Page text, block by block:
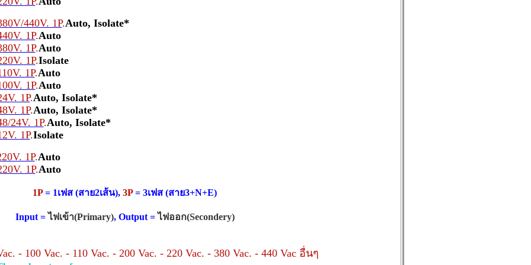
440V. 1P.Auto, Isolate*
1P.Auto
1P.Auto
1P.Isolate
1P.Auto
1P.Auto
1P.Auto, Isolate*
1P.Auto, Isolate*
24V. 1P.Auto, Isolate*
1P.Isolate
1P.Auto
1P.Auto
1P= 1เฟส (สาย2เส้น), 3P= 3เฟส (สาย3+N+E)
Input =ไฟเข้า(Primary), Output =ไฟออก(Secondery)
- 100 Vac. - 110 Vac. - 200 Vac. - 220 Vac. - 380 Vac. - 440 Vac อื่นๆ